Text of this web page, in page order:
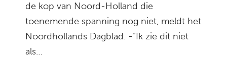
de kop van Noord-Holland die
toenemende spanning nog niet, meldt het
Noordhollands Dagblad. -“Ik zie dit niet
als…